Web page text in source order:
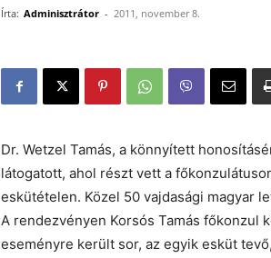
Írta: Adminisztrátor - 2011, november 8.
Dr. Wetzel Tamás, a könnyített
látogatott, ahol részt vett a
eskütételen. Közel 50 vajdasági magyar
A rendezvényen Korsós Tamás főkonzul
eseményre került sor, az egyik esküt